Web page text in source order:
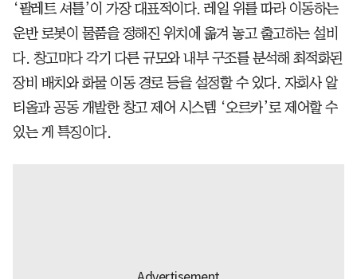
‘팔레트 셔틀’이 가장 대표적이다. 레일 위를 따라 이동하는
운반 로봇이 물품을 정해진 위치에 옮겨 놓고 출고하는 설비
다. 창고마다 각기 다른 규모와 내부 구조를 분석해 최적화된
장비 배치와 화물 이동 경로 등을 설정할 수 있다. 자회사 알
티올과 공동 개발한 창고 제어 시스템 ‘오르카’로 제어할 수
있는 게 특징이다.